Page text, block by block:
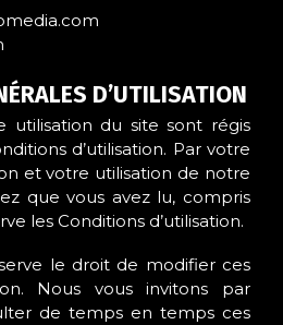
D’UTILISATION
utilisation du site sont régis
d’utilisation. Par votre
et votre utilisation de notre
que vous avez lu, compris
les Conditions d’utilisation.
le droit de modifier ces
Nous vous invitons par
de temps en temps ces